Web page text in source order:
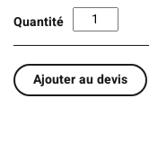
Quantité
Ajouter au devis